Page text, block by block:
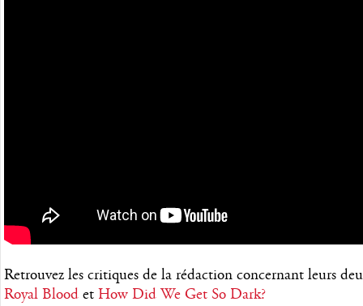
Retrouvez les critiques de la rédaction concernant leurs
Royal Bloodet How Did We Get So Dark?